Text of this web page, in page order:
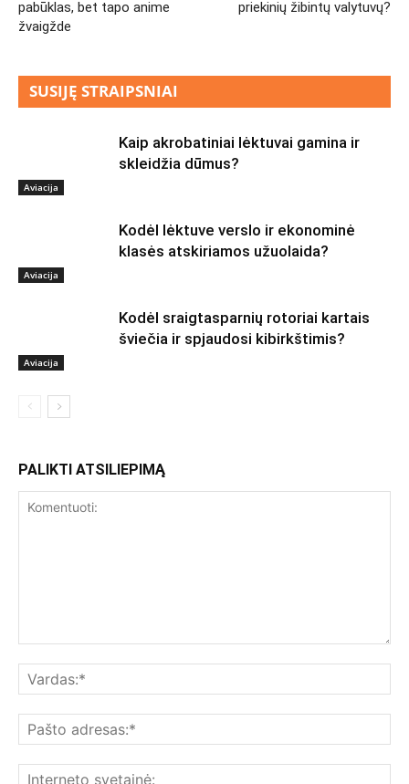
pabūklas, bet tapo anime
žvaigžde
priekinių žibintų valytuvų?
SUSIJĘ STRAIPSNIAI
Aviacija
Kaip akrobatiniai lėktuvai gamina ir
skleidžia dūmus?
Aviacija
Kodėl lėktuve verslo ir ekonominė
klasės atskiriamos užuolaida?
Aviacija
Kodėl sraigtasparnių rotoriai kartais
šviečia ir spjaudosi kibirkštimis?
PALIKTI ATSILIEPIMĄ